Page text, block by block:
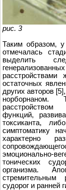
рис. 3
Таким образом,
отмечалась
выделить
остаточных
других авторов
норборнаном.
расстройством
функций,
токсиканта,
симптоматику
характерно
эмоционально-
тонических
организма.
стремительным
судорог и ранней